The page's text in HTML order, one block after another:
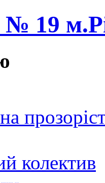
19
колектив